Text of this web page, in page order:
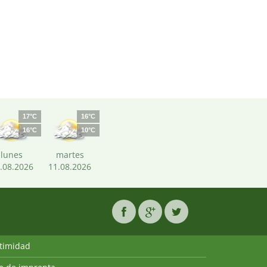
17°C
16°C
lunes
16°C
10°C
martes
11.08.2026